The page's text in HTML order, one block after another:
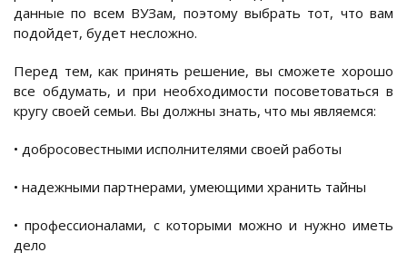
данные по всем ВУЗам, поэтому выбрать тот, что вам
подойдет, будет несложно.
Перед тем, как принять решение, вы сможете хорошо
все обдумать, и при необходимости посоветоваться в
кругу своей семьи. Вы должны знать, что мы являемся:
• добросовестными исполнителями своей работы
• надежными партнерами, умеющими хранить тайны
• профессионалами, с которыми можно и нужно иметь
дело